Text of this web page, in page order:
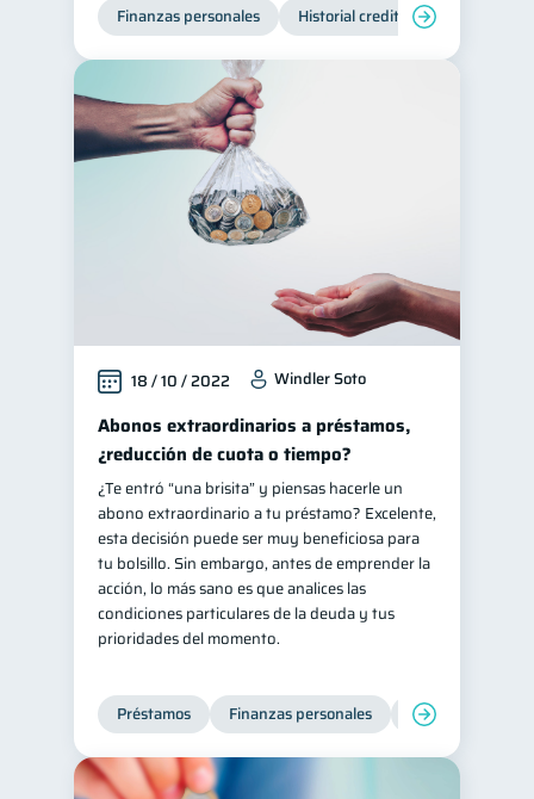
Finanzas personales Historial crediticio
18 / 10 / 2022 Windler Soto
Abonos extraordinarios a préstamos,
¿reducción de cuota o tiempo?
¿Te entró “una brisita” y piensas hacerle un
abono extraordinario a tu préstamo? Excelente,
esta decisión puede ser muy beneficiosa para
tu bolsillo. Sin embargo, antes de emprender la
acción, lo más sano es que analices las
condiciones particulares de la deuda y tus
prioridades del momento.
Préstamos Finanzas personales Finanzas para